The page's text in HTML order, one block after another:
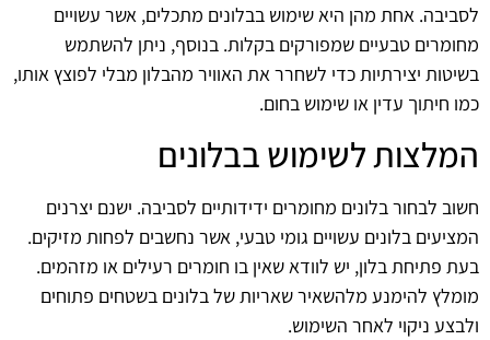
לסביבה. אחת מהן היא שימוש בבלונים מתכלים, אשר עשויים
מחומרים טבעיים שמפורקים בקלות. בנוסף, ניתן להשתמש
בשיטות יצירתיות כדי לשחרר את האוויר מהבלון מבלי לפוצץ אותו,
כמו חיתוך עדין או שימוש בחום.
המלצות לשימוש בבלונים
חשוב לבחור בלונים מחומרים ידידותיים לסביבה. ישנם יצרנים
המציעים בלונים עשויים גומי טבעי, אשר נחשבים לפחות מזיקים.
בעת פתיחת בלון, יש לוודא שאין בו חומרים רעילים או מזהמים.
מומלץ להימנע מלהשאיר שאריות של בלונים בשטחים פתוחים
ולבצע ניקוי לאחר השימוש.